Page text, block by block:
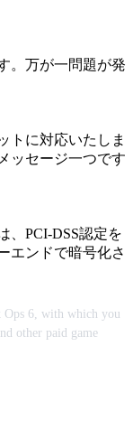
。万が一問題が発
トに対応いたしま
ッセージ一つです
、PCI-DSS認定を
エンドで暗号化さ
6, with which you
other paid game